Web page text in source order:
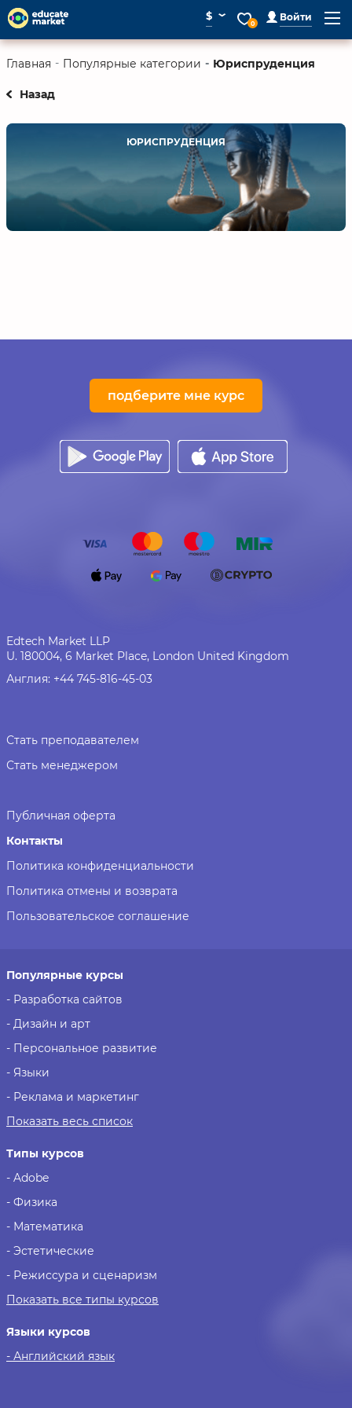
$ ⌄
0
Войти
Главная Популярные категории Юриспруденция
Назад
ЮРИСПРУДЕНЦИЯ
подберите мне курс
Edtech Market LLP
U. 180004, 6 Market Place, London United Kingdom
Англия: +44 745-816-45-03
Публичная оферта
Контакты
Политика конфиденциальности
Политика отмены и возврата
Пользовательское соглашение
Стать преподавателем
Стать менеджером
Популярные курсы
- Разработка сайтов
- Дизайн и арт
- Персональное развитие
- Языки
- Реклама и маркетинг
Показать весь список
Типы курсов
- Adobe
- Физика
- Математика
- Эстетические
- Режиссура и сценаризм
Показать все типы курсов
Языки курсов
- Английский язык